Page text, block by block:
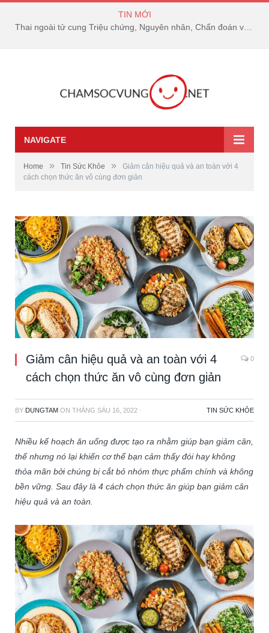
TIN MỚI
Thai ngoài tử cung Triệu chứng, Nguyên nhân, Chẩn đoán và Điều trị
NAVIGATE
Home » Tin Sức Khỏe »
Giảm cân hiệu quả và an toàn với 4
cách chọn thức ăn vô cùng đơn giản
Giảm cân hiệu quả và an toàn với 4
cách chọn thức ăn vô cùng đơn giản
0
BY DUNGTAM ON THÁNG SÁU 16, 2022 · TIN SỨC KHỎE
Nhiều kế hoạch ăn uống được tạo ra nhằm giúp bạn giảm cân,
thế nhưng nó lại khiến cơ thể bạn cảm thấy đói hay không
thỏa mãn bởi chúng bị cắt bỏ nhóm thực phẩm chính và không
bền vững. Sau đây là 4 cách chọn thức ăn giúp bạn giảm cân
hiệu quả và an toàn.